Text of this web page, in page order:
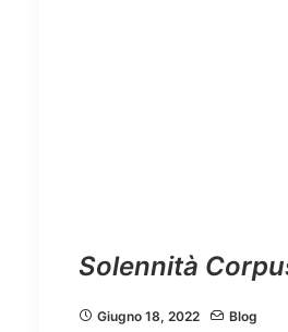
Solennità
Giugno 18, 2022 Blog